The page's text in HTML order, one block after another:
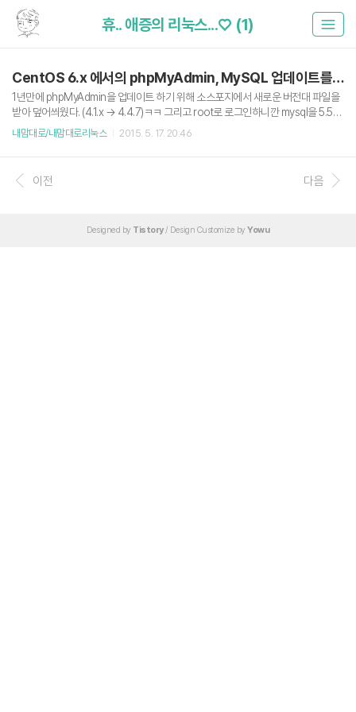
휴.. 애증의 리눅스...♡ (1)
CentOS 6.x 에서의 phpMyAdmin, MySQL 업데이트를 조심하세요.
1년만에 phpMyAdmin을 업데이트 하기 위해 소스포지에서 새로운 버전대 파일을
받아 덮어씌웠다. (4.1.x → 4.4.7)ㅋㅋ 그리고 root로 로그인하니깐 mysql을 5.5대
로 업데이트 하라고 한다.근데 CentOS 6.x 버전 대에서는 mysql을 공식적으로 5.3
sql mysql-server rpm -Uvh http://download.fedoraproject.org/pub/epel/
6/i386/epel-release-6-7.noarch.rpm rpm -Uvh http://rpms.famillecollet.c
내맘대로/내맘대로리눅스 2015. 5. 17. 20:46
이전 다음
Designed by Tistory/ Design Customize by Yowu